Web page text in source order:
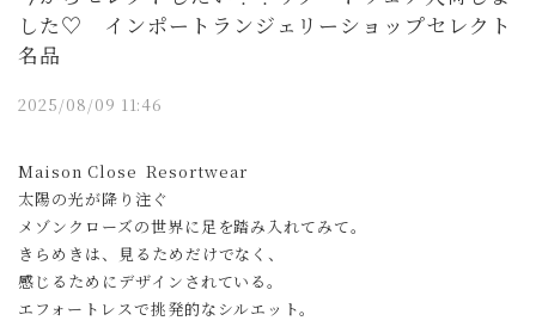
した♡ インポートランジェリーショップセレクト
名品
2025/08/09 11:46
Maison Close Resortwear
太陽の光が降り注ぐ
メゾンクローズの世界に足を踏み入れてみて。
きらめきは、見るためだけでなく、
感じるためにデザインされている。
エフォートレスで挑発的なシルエット。